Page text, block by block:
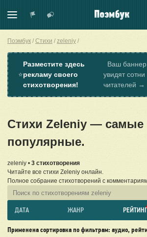
Поэмбук Стихи zeleniy
⭐
Разместите здесь
рекламу своего
стихотворения!
Ваш баннер
увидят сотни
читателей →
Стихи Zeleniy — самые
популярные.
zeleniy • 3 стихотворения
Читайте все стихи Zeleniy онлайн.
Полное собрание стихотворений с
ДАТА ЖАНР РЕЙТИНГ
Применена сортировка по фильтрам: аудио,